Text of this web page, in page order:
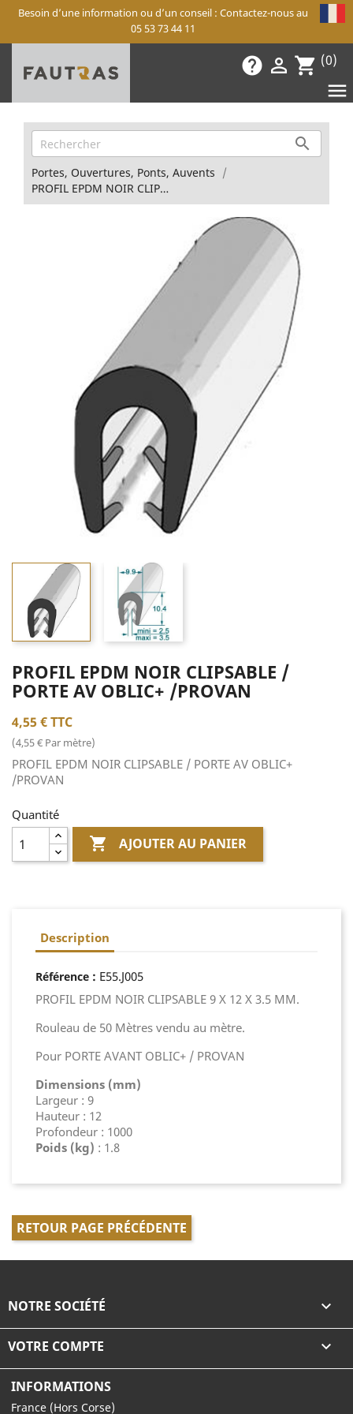
Besoin d’une information ou d’un conseil : Contactez-nous au
05 53 73 44 11
help  shopping_cart (0)


Portes, Ouvertures, Ponts, Auvents
PROFIL EPDM NOIR CLIPSABLE / PORTE AV OBLIC+ /PROVAN
PROFIL EPDM NOIR CLIPSABLE /
PORTE AV OBLIC+ /PROVAN
4,55 €TTC
(4,55 € Par mètre)
PROFIL EPDM NOIR CLIPSABLE / PORTE AV OBLIC+
/PROVAN
Quantité
 AJOUTER AU PANIER
Description
Référence : E55.J005
PROFIL EPDM NOIR CLIPSABLE 9 X 12 X 3.5 MM.
Rouleau de 50 Mètres vendu au mètre.
Pour PORTE AVANT OBLIC+ / PROVAN
Dimensions (mm)
Largeur : 9
Hauteur : 12
Profondeur : 1000
Poids (kg) : 1.8
RETOUR PAGE PRÉCÉDENTE
NOTRE SOCIÉTÉ 
VOTRE COMPTE 
INFORMATIONS
France (Hors Corse)